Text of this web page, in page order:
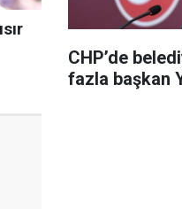
CHP’de
fazla başkan